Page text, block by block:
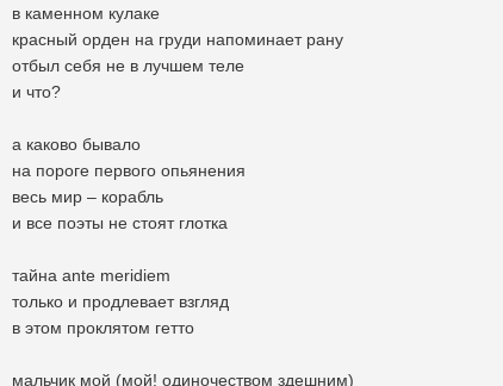
в каменном кулаке
красный орден на груди напоминает рану
отбыл себя не в лучшем теле
и что?
а каково бывало
на пороге первого опьянения
весь мир – корабль
и все поэты не стоят глотка
тайна ante meridiem
только и продлевает взгляд
в этом проклятом гетто
мальчик мой (мой! одиночеством здешним)